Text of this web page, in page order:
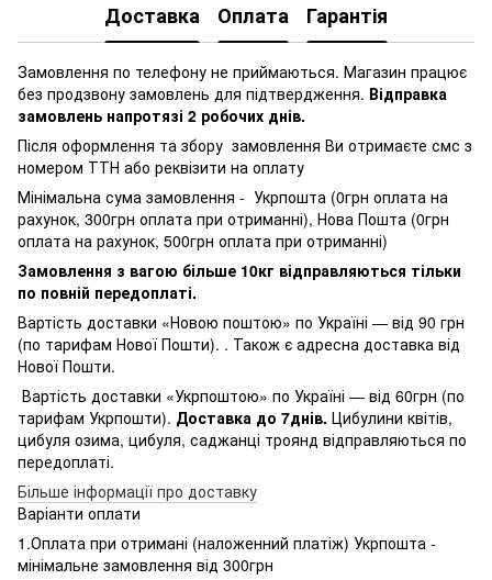
Доставка Оплата Гарантія
Замовлення по телефону не приймаються. Магазин працює
без продзвону замовлень для підтвердження. Відправка
замовлень напротязі 2 робочих днів.
Після оформлення та збору замовлення Ви отримаєте смс з
номером ТТН або реквізити на оплату
Мінімальна сума замовлення - Укрпошта (0грн оплата на
рахунок, 300грн оплата при отриманні), Нова Пошта (0грн
оплата на рахунок, 500грн оплата при отриманні)
Замовлення з вагою більше 10кг відправляються тільки
по повній передоплаті.
Вартість доставки «Новою поштою» по Україні — від 90 грн
(по тарифам Нової Пошти). . Також є адресна доставка від
Нової Пошти.
Вартість доставки «Укрпоштою» по Україні — від 60грн (по
тарифам Укрпошти). Доставка до 7днів. Цибулини квітів,
цибуля озима, цибуля, саджанці троянд відправляються по
передоплаті.
Більше інформації про доставку
Варіанти оплати
1.Оплата при отримані (наложенний платіж) Укрпошта -
мінімальне замовлення від 300грн